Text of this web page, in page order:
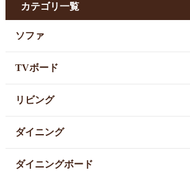
カテゴリ一覧
ソファ
TVボード
リビング
ダイニング
ダイニングボード